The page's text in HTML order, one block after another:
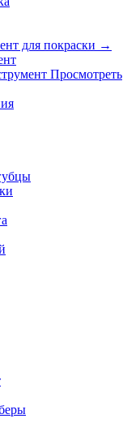
для покраски →
Просмотреть